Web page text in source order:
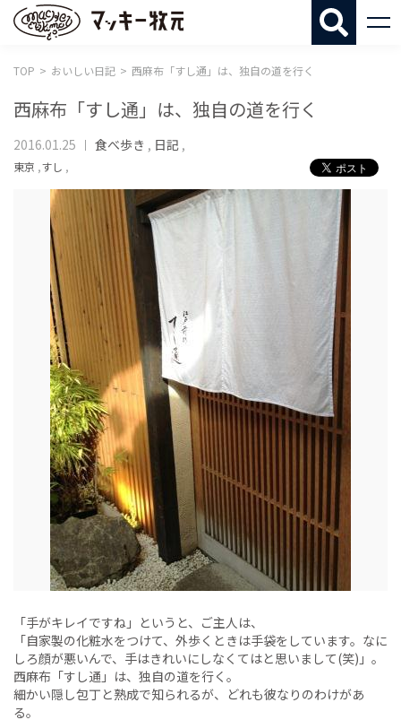
TOP おいしい日記 西麻布「すし通」は、独自の道を行く
西麻布「すし通」は、独自の道を行く
2016.01.25 食べ歩き , 日記 ,
東京 ,すし ,
「手がキレイですね」というと、ご主人は、
「自家製の化粧水をつけて、外歩くときは手袋をしています。なに
しろ顔が悪いんで、手はきれいにしなくてはと思いまして(笑)」。
西麻布「すし通」は、独自の道を行く。
細かい隠し包丁と熟成で知られるが、どれも彼なりのわけがあ
る。